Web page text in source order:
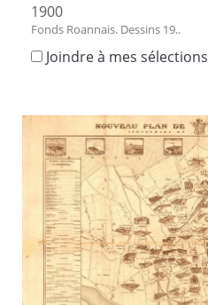
1900
Fonds Roannais. Dessins 19..
Joindre à mes sélections